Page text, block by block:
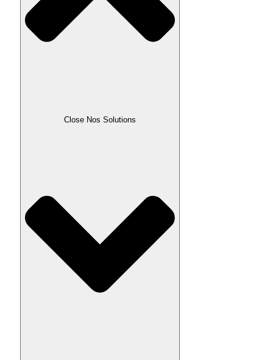
Close Nos Solutions